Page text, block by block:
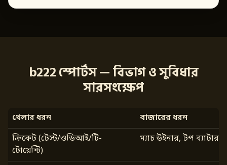
b222 স্পোর্টস — বিভাগ ও সুবিধার
সারসংক্ষেপ
খেলার ধরন
বাজারের ধরন
ক্রিকেট (টেস্ট/ওডিআই/টি-
টোয়েন্টি)
ম্যাচ উইনার, টপ